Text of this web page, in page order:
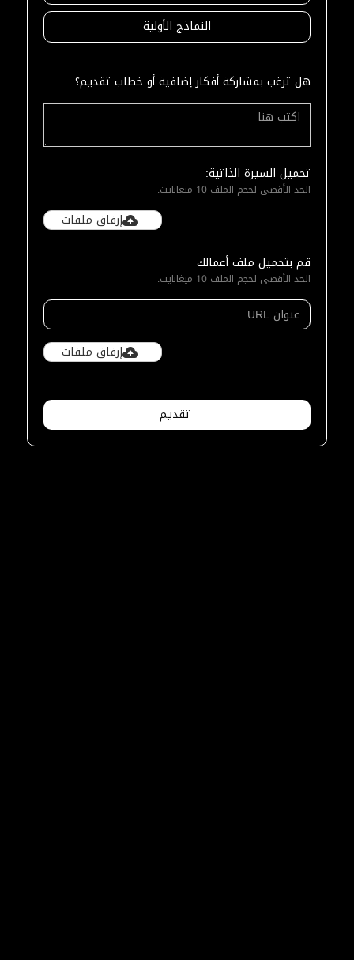
النماذج الأولية
هل ترغب بمشاركة أفكار إضافية أو خطاب تقديم؟
تحميل السيرة الذاتية:
الحد الأقصى لحجم الملف 10 ميغابايت.
إرفاق ملفات
قم بتحميل ملف أعمالك
الحد الأقصى لحجم الملف 10 ميغابايت.
إرفاق ملفات